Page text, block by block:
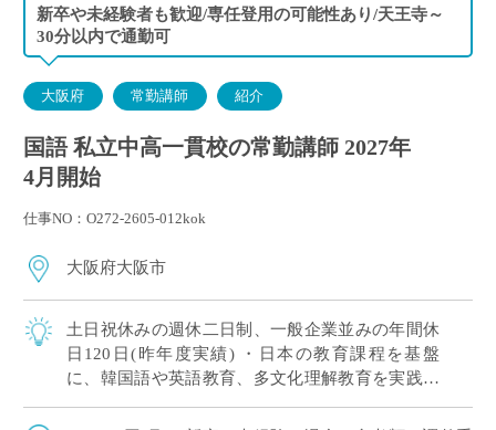
新卒や未経験者も歓迎/専任登用の可能性あり/天王寺～
30分以内で通勤可
大阪府 常勤講師 紹介
国語 私立中高一貫校の常勤講師 2027年
4月開始
仕事NO：O272-2605-012kok
大阪府大阪市
土日祝休みの週休二日制、一般企業並みの年間休
日120日(昨年度実績) ・日本の教育課程を基盤
に、韓国語や英語教育、多文化理解教育を実践す